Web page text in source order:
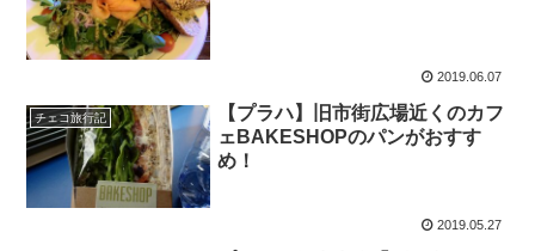
2019.06.07
チェコ旅行記
【プラハ】旧市街広場近くのカフ
ェBAKESHOPのパンがおすす
め！
2019.05.27